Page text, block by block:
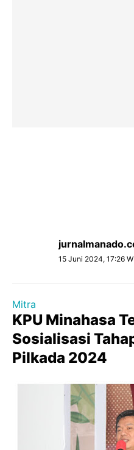
15 Juni 2024, 17:26
Mitra
KPU Minahasa
Sosialisasi
Pilkada 2024